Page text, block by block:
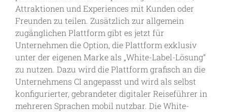
Attraktionen und Experiences mit Kunden oder
Freunden zu teilen. Zusätzlich zur allgemein
zugänglichen Plattform gibt es jetzt für
Unternehmen die Option, die Plattform exklusiv
unter der eigenen Marke als „White-Label-Lösung“
zu nutzen. Dazu wird die Plattform grafisch an die
Unternehmens CI angepasst und wird als selbst
konfigurierter, gebrandeter digitaler Reiseführer in
mehreren Sprachen mobil nutzbar. Die White-